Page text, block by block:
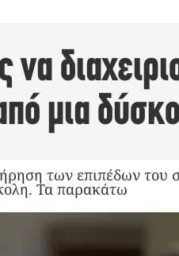
μια
των επιπέδων του
Τα παρακάτω